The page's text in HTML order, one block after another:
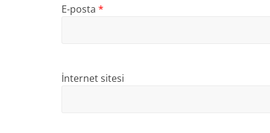
E-posta *
İnternet sitesi